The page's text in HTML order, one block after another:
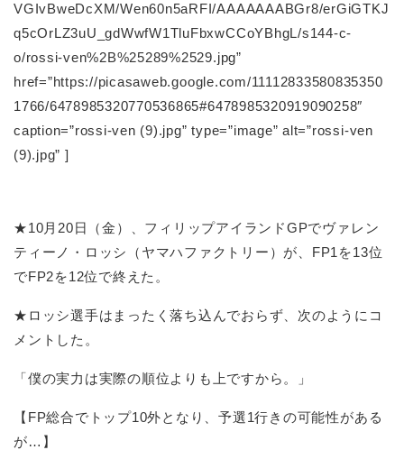
VGIvBweDcXM/Wen60n5aRFI/AAAAAAABGr8/erGiGTKJ
q5cOrLZ3uU_gdWwfW1TluFbxwCCoYBhgL/s144-c-
o/rossi-ven%2B%25289%2529.jpg”
href=”https://picasaweb.google.com/11112833580835350
1766/6478985320770536865#6478985320919090258″
caption=”rossi-ven (9).jpg” type=”image” alt=”rossi-ven
(9).jpg” ]
★10月20日（金）、フィリップアイランドGPでヴァレン
ティーノ・ロッシ（ヤマハファクトリー）が、FP1を13位
でFP2を12位で終えた。
★ロッシ選手はまったく落ち込んでおらず、次のようにコ
メントした。
「僕の実力は実際の順位よりも上ですから。」
【FP総合でトップ10外となり、予選1行きの可能性がある
が…】